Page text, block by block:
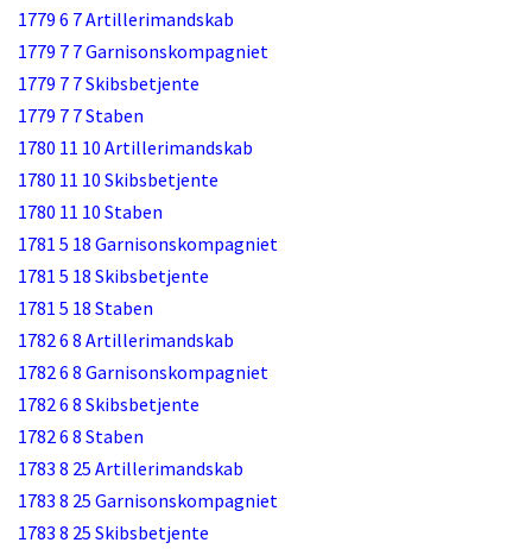
1779 6 7 Artillerimandskab
1779 7 7 Garnisonskompagniet
1779 7 7 Skibsbetjente
1779 7 7 Staben
1780 11 10 Artillerimandskab
1780 11 10 Skibsbetjente
1780 11 10 Staben
1781 5 18 Garnisonskompagniet
1781 5 18 Skibsbetjente
1781 5 18 Staben
1782 6 8 Artillerimandskab
1782 6 8 Garnisonskompagniet
1782 6 8 Skibsbetjente
1782 6 8 Staben
1783 8 25 Artillerimandskab
1783 8 25 Garnisonskompagniet
1783 8 25 Skibsbetjente